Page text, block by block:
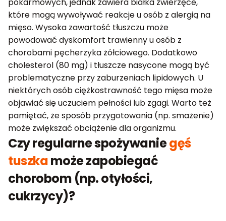
pokarmowych, jednak zawiera białka zwierzęce,
które mogą wywoływać reakcje u osób z alergią na
mięso. Wysoka zawartość tłuszczu może
powodować dyskomfort trawienny u osób z
chorobami pęcherzyka żółciowego. Dodatkowo
cholesterol (80 mg) i tłuszcze nasycone mogą być
problematyczne przy zaburzeniach lipidowych. U
niektórych osób ciężkostrawność tego mięsa może
objawiać się uczuciem pełności lub zgagi. Warto też
pamiętać, że sposób przygotowania (np. smażenie)
może zwiększać obciążenie dla organizmu.
Czy regularne spożywaniegęś
tuszkamoże zapobiegać
chorobom (np. otyłości,
cukrzycy)?